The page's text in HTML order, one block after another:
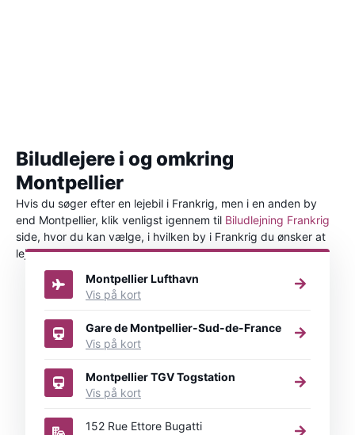
Biludlejere i og omkring
Montpellier
Hvis du søger efter en lejebil i Frankrig, men i en anden by
end Montpellier, klik venligst igennem til Biludlejning Frankrig
side, hvor du kan vælge, i hvilken by i Frankrig du ønsker at
leje en bil.
Montpellier Lufthavn
Vis på kort
Gare de Montpellier-Sud-de-France
Vis på kort
Montpellier TGV Togstation
Vis på kort
152 Rue Ettore Bugatti